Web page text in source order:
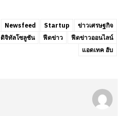
Newsfeed Startup
ข่าวเศรษฐกิจ
ดิจิทัลโซลูชัน ฟีดข่าว
ฟีดข่าวออนไลน์
แอดเทค ฮับ